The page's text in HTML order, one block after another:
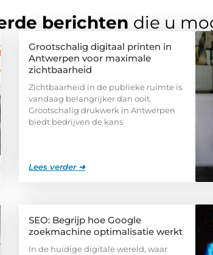
berichten die u
Grootschalig digitaal printen in
Antwerpen voor maximale
zichtbaarheid
Zichtbaarheid in de publieke ruimte is
vandaag belangrijker dan ooit.
Grootschalig drukwerk in Antwerpen
biedt bedrijven de kans
Lees verder ➜
SEO: Begrijp hoe Google
zoekmachine optimalisatie werkt
In de huidige digitale wereld, waar